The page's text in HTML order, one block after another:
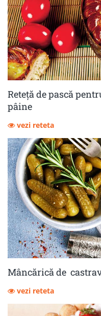
Reteță de pască
pâine
vezi reteta
Mâncărică de
vezi reteta